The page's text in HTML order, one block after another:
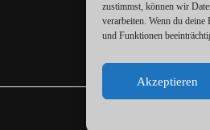
zustimmst, können wir
verarbeiten. Wenn du
und Funktionen
Akzeptieren